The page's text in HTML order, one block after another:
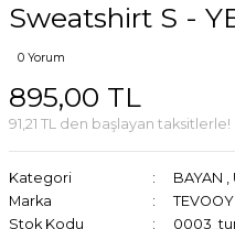
Sweatshirt S -
0 Yorum
895,00 TL
91,21 TL den başlayan taksitlerle!
Kategori BAYAN ,
Marka
TEVOOY
Stok Kodu